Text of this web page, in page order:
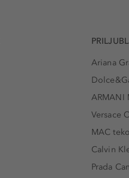
Ariana
ARMANI
Versace
MAC
Calvin
Prada